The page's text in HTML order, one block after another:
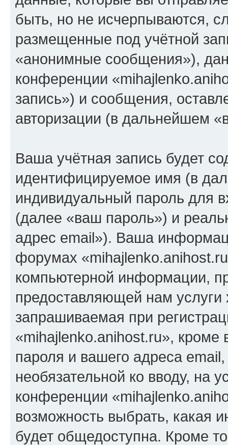
быть, но не исчерпываются,
размещенные под учётной
«анонимные сообщения»),
конференции
запись») и сообщения,
авторизации (в дальнейшем
Ваша учётная запись будет
идентифицируемое имя (в
индивидуальный пароль для
(далее «ваш пароль») и
адрес email»). Ваша
форумах
компьютерной информации,
предоставляющей нам
запрашиваемая при
«mihajlenko.anihost.ru», кроме
пароля и вашего адреса
необязательной ко вводу, на
конференции
возможность выбрать, какая
будет общедоступна. Кроме